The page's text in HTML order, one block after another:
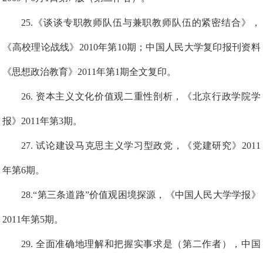
25.《谈谈专职教师队伍与兼职教师队伍的紧密结合》，
《高校理论战线》2010年第10期；中国人民大学复印报刊资料
《思想政治教育》2011年第1期全文复印。
26. 资本主义文化价值观二重性剖析，《北京行政学院学
报》2011年第3期。
27.试论建设马克思主义学习型政党，《党建研究》2011
年第6期。
28.“第三条道路”价值观困境探源，《中国人民大学学报》
2011年第5期。
29.全面准确地理解和把握实事求是（第二作者），中国